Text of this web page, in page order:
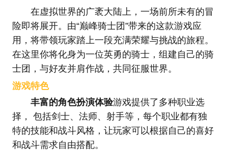
在虚拟世界的广袤大陆上，一场前所未有的冒
险即将展开。由“巅峰骑士团”带来的这款游戏应
用，将带领玩家踏上一段充满荣耀与挑战的旅程。
在这里你将化身为一位英勇的骑士，组建自己的骑
士团，与好友并肩作战，共同征服世界。
游戏特色
丰富的角色扮演体验游戏提供了多种职业选
择， 包括剑士、法师、射手等，每个职业都有独
特的技能和战斗风格，让玩家可以根据自己的喜好
和战斗需求自由搭配。